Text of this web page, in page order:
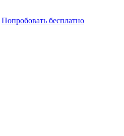
Попробовать бесплатно